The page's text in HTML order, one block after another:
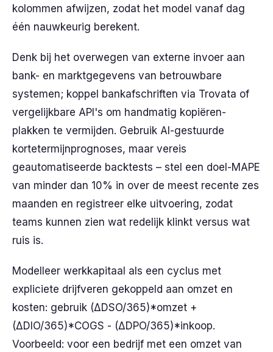
kolommen afwijzen, zodat het model vanaf dag
één nauwkeurig berekent.
Denk bij het overwegen van externe invoer aan
bank- en marktgegevens van betrouwbare
systemen; koppel bankafschriften via Trovata of
vergelijkbare API's om handmatig kopiëren-
plakken te vermijden. Gebruik AI-gestuurde
kortetermijnprognoses, maar vereis
geautomatiseerde backtests – stel een doel-MAPE
van minder dan 10% in over de meest recente zes
maanden en registreer elke uitvoering, zodat
teams kunnen zien wat redelijk klinkt versus wat
ruis is.
Modelleer werkkapitaal als een cyclus met
expliciete drijfveren gekoppeld aan omzet en
kosten: gebruik (ΔDSO/365)*omzet +
(ΔDIO/365)*COGS - (ΔDPO/365)*inkoop.
Voorbeeld: voor een bedrijf met een omzet van